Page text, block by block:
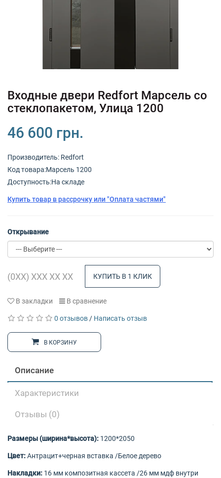
+380 (67) 380 73 18
+380 (95) 180 73 18
Входные двери Redfort Марсель со
стеклопакетом, Улица 1200
46 600 грн.
Производитель: Redfort
Код товарa:Марсель 1200
Доступность:На складе
Купить товар в рассрочку или "Оплата частями"
Открывание
КУПИТЬ В 1 КЛИК
В закладки В сравнение
0 отзывов / Написать отзыв
В КОРЗИНУ
Описание
Характеристики
Отзывы (0)
Размеры (ширина*высота): 1200*2050
Цвет:Антрацит+черная вставка /Белое дерево
Накладки: 16 мм композитная кассета /26 мм мдф внутри